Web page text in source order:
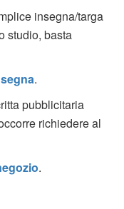
insegna/targa
studio, basta
.
pubblicitaria
richiedere al
.